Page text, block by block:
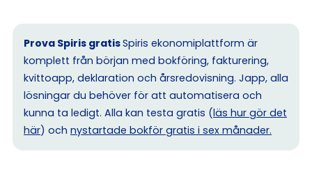
Prova Spiris gratisSpiris ekonomiplattform är
komplett från början med bokföring, fakturering,
kvittoapp, deklaration och årsredovisning. Japp, alla
lösningar du behöver för att automatisera och
kunna ta ledigt. Alla kan testa gratis (läs hur gör det
här) och nystartade bokför gratis i sex månader.